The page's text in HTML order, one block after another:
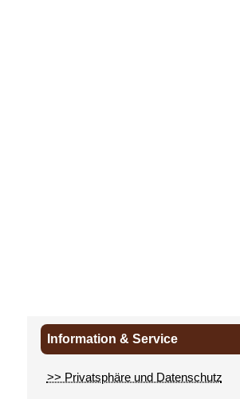
Information & Service
>> Privatsphäre und Datenschutz